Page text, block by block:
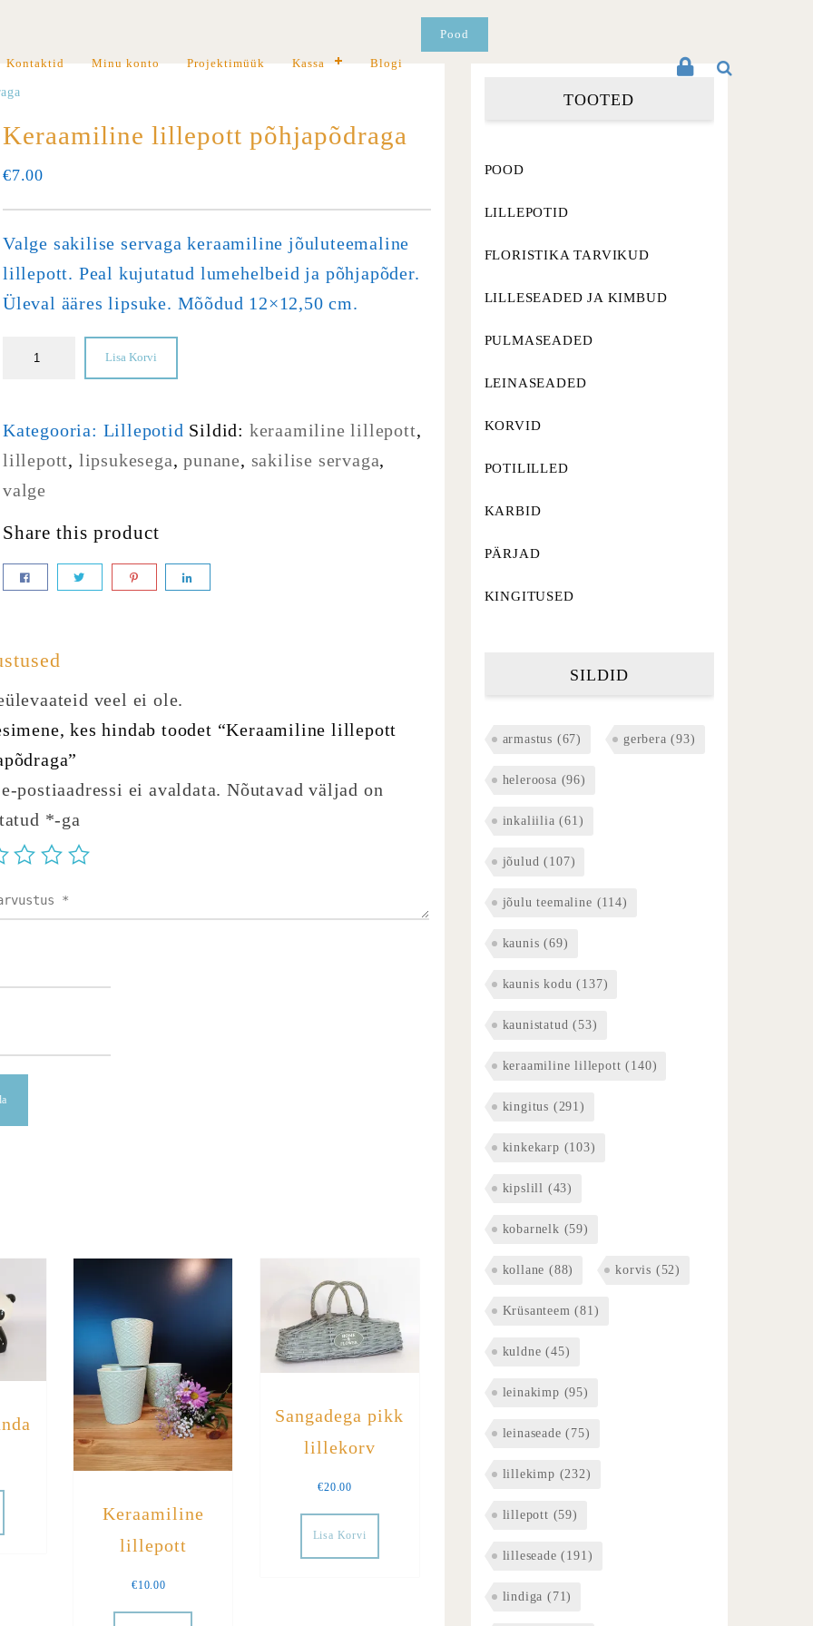
Kontaktid Minu konto Projektimüük Kassa Blogi
Pood
Keraamiline lillepott põhjapõdraga
€7.00
Valge sakilise servaga keraamiline jõuluteemaline
lillepott. Peal kujutatud lumehelbeid ja põhjapõder.
Üleval ääres lipsuke. Mõõdud 12×12,50 cm.
Lisa Korvi
Kategooria: Lillepotid Sildid: keraamiline lillepott,
lillepott, lipsukesega,punane, sakilise servaga,
valge
Share this product
veel ei ole.
kes hindab toodet “Keraamiline lillepott
postiaadressi ei avaldata. Nõutavad väljad on
*-ga
Keraamiline
lillepott
€10.00
Sangadega pikk
lillekorv
€20.00
Lisa Korvi
TOOTED
POOD
LILLEPOTID
FLORISTIKA TARVIKUD
LILLESEADED JA KIMBUD
PULMASEADED
LEINASEADED
KORVID
POTILILLED
KARBID
PÄRJAD
KINGITUSED
SILDID
armastus (67) gerbera (93)
heleroosa (96)
inkaliilia (61)
jõulud (107)
jõulu teemaline (114)
kaunis (69)
kaunis kodu (137)
kaunistatud (53)
keraamiline lillepott (140)
kingitus (291)
kinkekarp (103)
kipslill (43)
kobarnelk (59)
kollane (88) korvis (52)
Krüsanteem (81)
kuldne (45)
leinakimp (95)
leinaseade (75)
lillekimp (232)
lillepott (59)
lilleseade (191)
lindiga (71)